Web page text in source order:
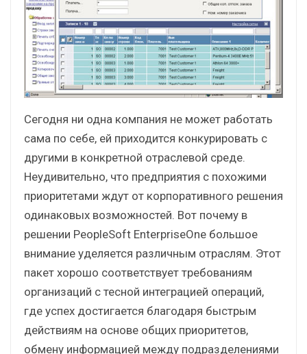
Сегодня ни одна компания не может работать
сама по себе, ей приходится конкурировать с
другими в конкретной отраслевой среде.
Неудивительно, что предприятия с похожими
приоритетами ждут от корпоративного решения
одинаковых возможностей. Вот почему в
решении PeopleSoft EnterpriseOne большое
внимание уделяется различным отраслям. Этот
пакет хорошо соответствует требованиям
организаций с тесной интеграцией операций,
где успех достигается благодаря быстрым
действиям на основе общих приоритетов,
обмену информацией между подразделениями